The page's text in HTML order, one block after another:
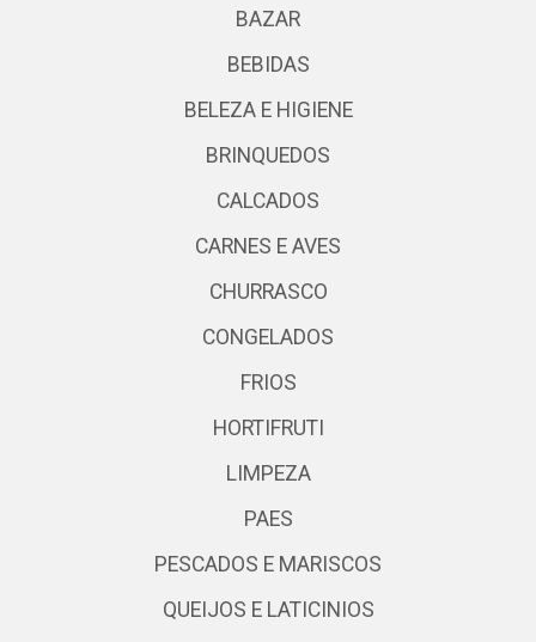
BAZAR
BEBIDAS
BELEZA E HIGIENE
BRINQUEDOS
CALCADOS
CARNES E AVES
CHURRASCO
CONGELADOS
FRIOS
HORTIFRUTI
LIMPEZA
PAES
PESCADOS E MARISCOS
QUEIJOS E LATICINIOS